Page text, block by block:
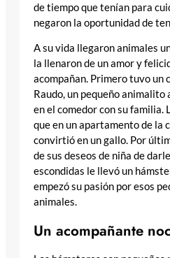
de tiempo que tenían para
negaron la oportunidad de
A su vida llegaron animales
la llenaron de un amor y
acompañan. Primero tuvo un
Raudo, un pequeño animalito
en el comedor con su familia.
que en un apartamento de la
convirtió en un gallo. Por
de sus deseos de niña de
escondidas le llevó un
empezó su pasión por esos
animales.
Un acompañante